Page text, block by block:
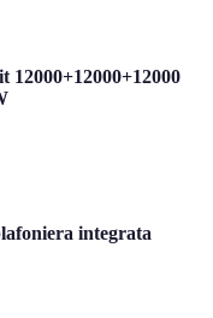
integrata